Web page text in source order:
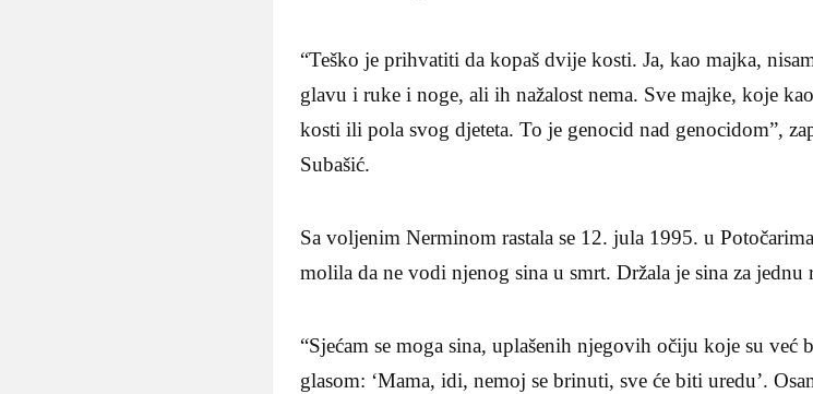
“Teško je prihvatiti da kopaš dvije kosti. Ja, kao majka,
glavu i ruke i noge, ali ih nažalost nema. Sve majke, koje
kosti ili pola svog djeteta. To je genocid nad genocidom”,
Subašić.
Sa voljenim Nerminom rastala se 12. jula 1995. u
molila da ne vodi njenog sina u smrt. Držala je sina za
“Sjećam se moga sina, uplašenih njegovih očiju koje su
glasom: ‘Mama, idi, nemoj se brinuti, sve će biti uredu’.